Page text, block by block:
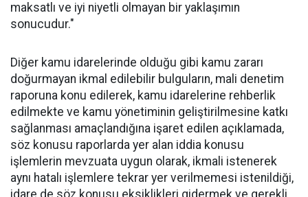
maksatlı ve iyi niyetli olmayan bir yaklaşımın
sonucudur."
Diğer kamu idarelerinde olduğu gibi kamu zararı
doğurmayan ikmal edilebilir bulguların, mali denetim
raporuna konu edilerek, kamu idarelerine rehberlik
edilmekte ve kamu yönetiminin geliştirilmesine katkı
sağlanması amaçlandığına işaret edilen açıklamada,
söz konusu raporlarda yer alan iddia konusu
işlemlerin mevzuata uygun olarak, ikmali istenerek
aynı hatalı işlemlere tekrar yer verilmemesi istenildiği,
idare de söz konusu eksiklikleri gidermek ve gerekli